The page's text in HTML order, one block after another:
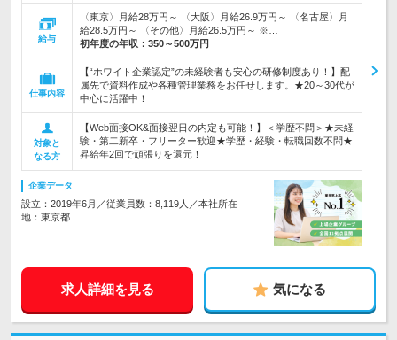
給与
〈東京〉月給28万円～ 〈大阪〉月給26.9万円～ 〈名古屋〉月
給28.5万円～ 〈その他〉月給26.5万円～ ※…
初年度の年収： 350～500万円
仕事内容
【“ホワイト企業認定”の未経験者も安心の研修制度あり！】配
属先で資料作成や各種管理業務をお任せします。★20～30代が
中心に活躍中！
対象と
なる方
【Web面接OK&面接翌日の内定も可能！】＜学歴不問＞★未経
験・第二新卒・フリーター歓迎★学歴・経験・転職回数不問★
昇給年2回で頑張りを還元！
企業データ
設立：2019年6月／従業員数：8,119人／本社所在
地：東京都
求人詳細を見る 気になる